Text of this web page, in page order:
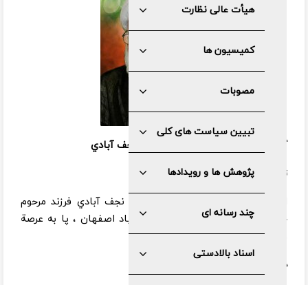
هیأت عالی نظارت
کمیسیون ها
مصوبات
تبیین سیاست های کلی
پژوهش ها و رویدادها
چند رسانه ای
اسناد بالادستی
گذري بر زندگي حضرت آيت الله دري نجف آبادي
تولد و دوران كودكي :
اينجانب قربانعلي ( حسينعلي )‌ دري نجف آبادي فرزند مرحوم
حاج اسدالله در آبان ۱۳۲۴ در نجف آباد اصفهان ،‌ پا به عرصة
وجود نهادم .
دوران تحصيل :